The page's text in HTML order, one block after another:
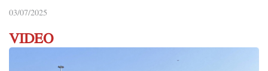
03/07/2025
VIDEO